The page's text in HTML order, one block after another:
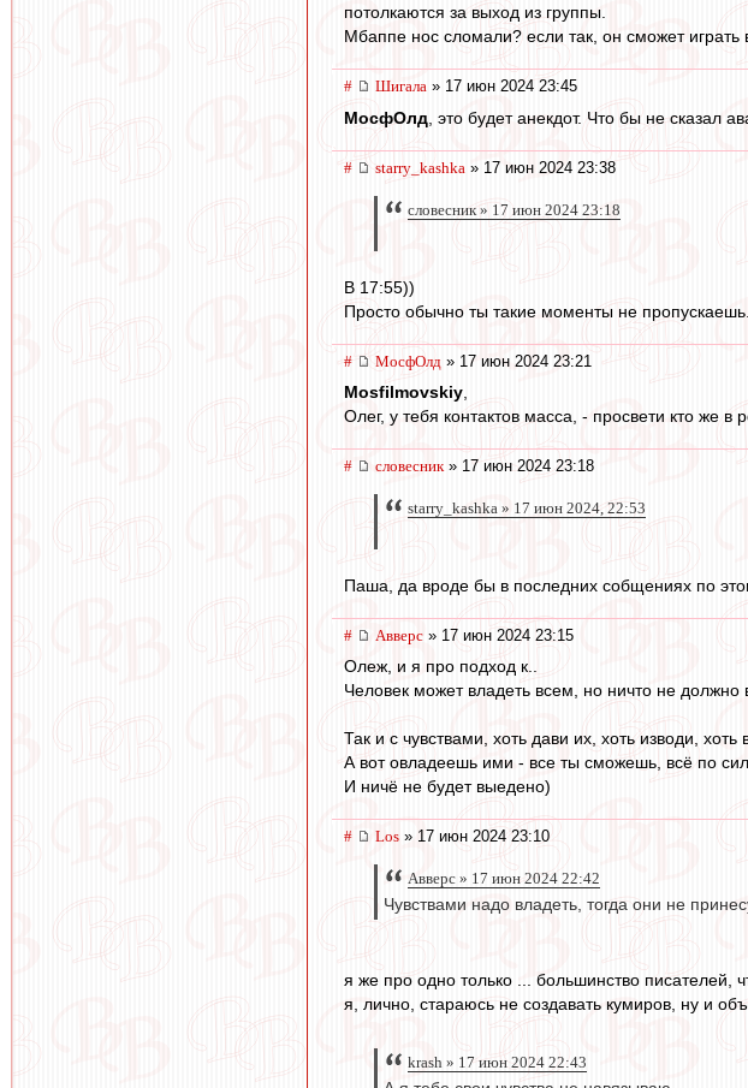
потолкаются за выход из группы.
Мбаппе нос сломали? если так, он сможет играть
# Шигала » 17 июн 2024 23:45
МосфОлд , это будет анекдот. Что бы не сказал
# starry_kashka » 17 июн 2024 23:38
словесник » 17 июн 2024 23:18
В 17:55))
Просто обычно ты такие моменты не
# МосфОлд » 17 июн 2024 23:21
Mosfilmovskiy
Олег, у тебя контактов масса, - просвети кто же
# словесник» 17 июн 2024 23:18
starry_kashka » 17 июн 2024, 22:53
Паша, да вроде бы в последних собщениях по
# Авверс » 17 июн 2024 23:15
Олеж, и я про подход к..
Человек может владеть всем, но ничто не должно
Так и с чувствами, хоть дави их, хоть изводи,
А вот овладеешь ими - все ты сможешь, всё по
И ничё не будет выедено)
# Los » 17 июн 2024 23:10
Авверс » 17 июн 2024 22:42
Чувствами надо владеть, тогда они не
я же про одно только ... большинство писателей,
я, лично, стараюсь не создавать кумиров, ну и
krash » 17 июн 2024 22:43